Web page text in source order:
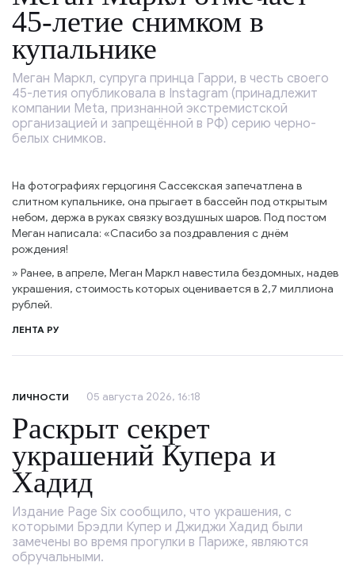
45-летие снимком в
купальнике
Меган Маркл, супруга принца Гарри, в честь своего
45-летия опубликовала в Instagram (принадлежит
компании Meta, признанной экстремистской
организацией и запрещённой в РФ) серию черно-
белых снимков.
На фотографиях герцогиня Сассекская запечатлена в
слитном купальнике, она прыгает в бассейн под открытым
небом, держа в руках связку воздушных шаров. Под постом
Меган написала: «Спасибо за поздравления с днём
рождения!
» Ранее, в апреле, Меган Маркл навестила бездомных, надев
украшения, стоимость которых оценивается в 2,7 миллиона
рублей.
ЛЕНТА РУ
ЛИЧНОСТИ 05 августа 2026, 16:18
Раскрыт секрет
украшений Купера и
Хадид
Издание Page Six сообщило, что украшения, с
которыми Брэдли Купер и Джиджи Хадид были
замечены во время прогулки в Париже, являются
обручальными.